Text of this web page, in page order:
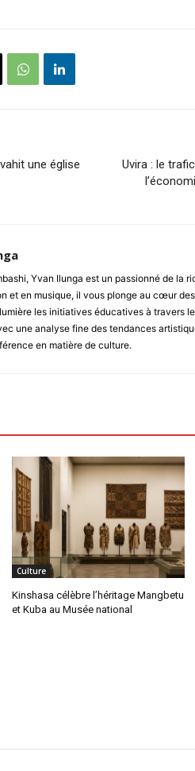
une église
Uvira : le
Yvan Ilunga est un passionné de la
et en musique, il vous plonge au cœur
les initiatives éducatives à travers
une analyse fine des tendances
en matière de culture.
Culture
Kinshasa célèbre l’héritage Mangbetu
et Kuba au Musée national